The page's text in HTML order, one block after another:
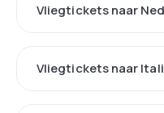
Vliegtickets naar
Vliegtickets naar